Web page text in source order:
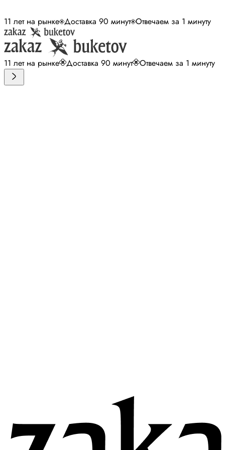
11 лет на рынке Доставка 90 минут Отвечаем за 1 минуту
11 лет на рынке Доставка 90 минут Отвечаем за 1 минуту